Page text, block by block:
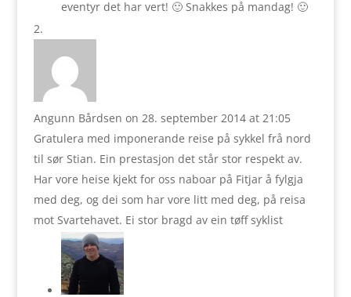
eventyr det har vert! 🙂 Snakkes på mandag! 🙂
Angunn Bårdsen on 28. september 2014 at 21:05
Gratulera med imponerande reise på sykkel frå nord
til sør Stian. Ein prestasjon det står stor respekt av.
Har vore heise kjekt for oss naboar på Fitjar å fylgja
med deg, og dei som har vore litt med deg, på reisa
mot Svartehavet. Ei stor bragd av ein tøff syklist